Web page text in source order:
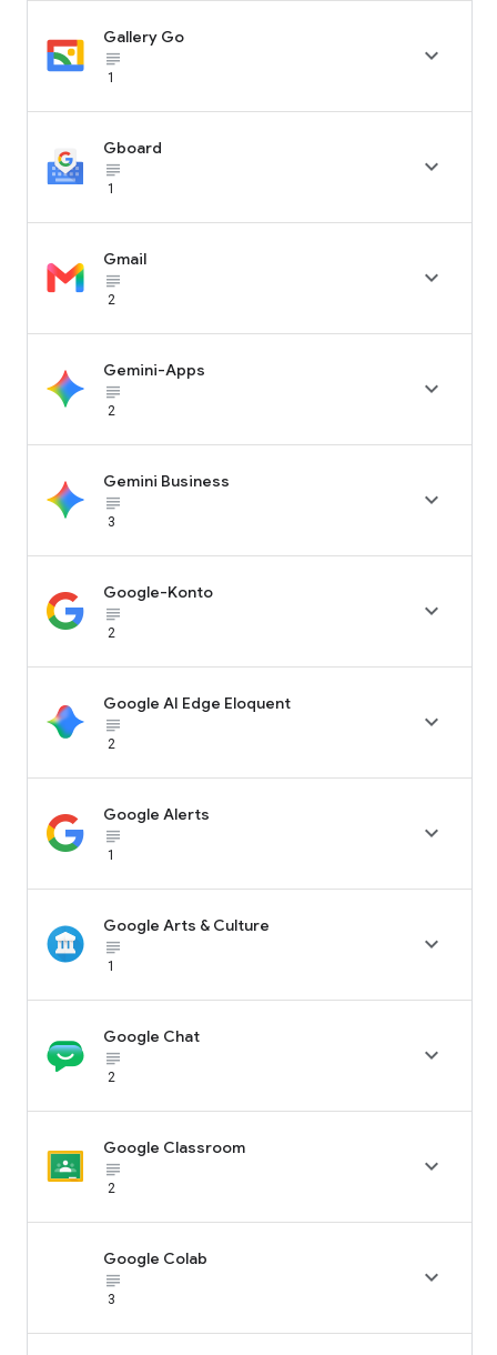
Gallery Go
subject_black
1

Gboard
subject_black
1

Gmail
subject_black
2

Gemini-Apps
subject_black
2

Gemini Business
subject_black
3

Google-Konto
subject_black
2

Google AI Edge Eloquent
subject_black
2

Google Alerts
subject_black
1

Google Arts & Culture
subject_black
1

Google Chat
subject_black
2

Google Classroom
subject_black
2

Google Colab
subject_black
3
